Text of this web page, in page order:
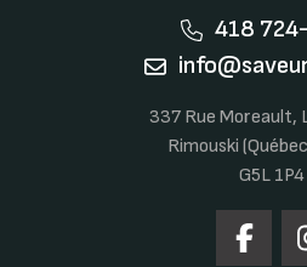
418
337 Rue Moreault,
Rimouski
G5L 1P4